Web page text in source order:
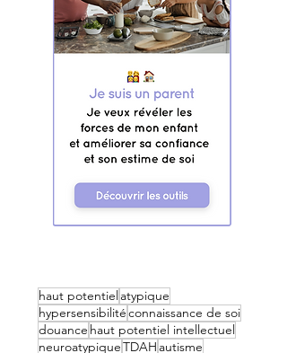
haut potentielatypique
hypersensibilitéconnaissance de soi
douance haut potentiel intellectuel
neuroatypiqueTDAH autisme